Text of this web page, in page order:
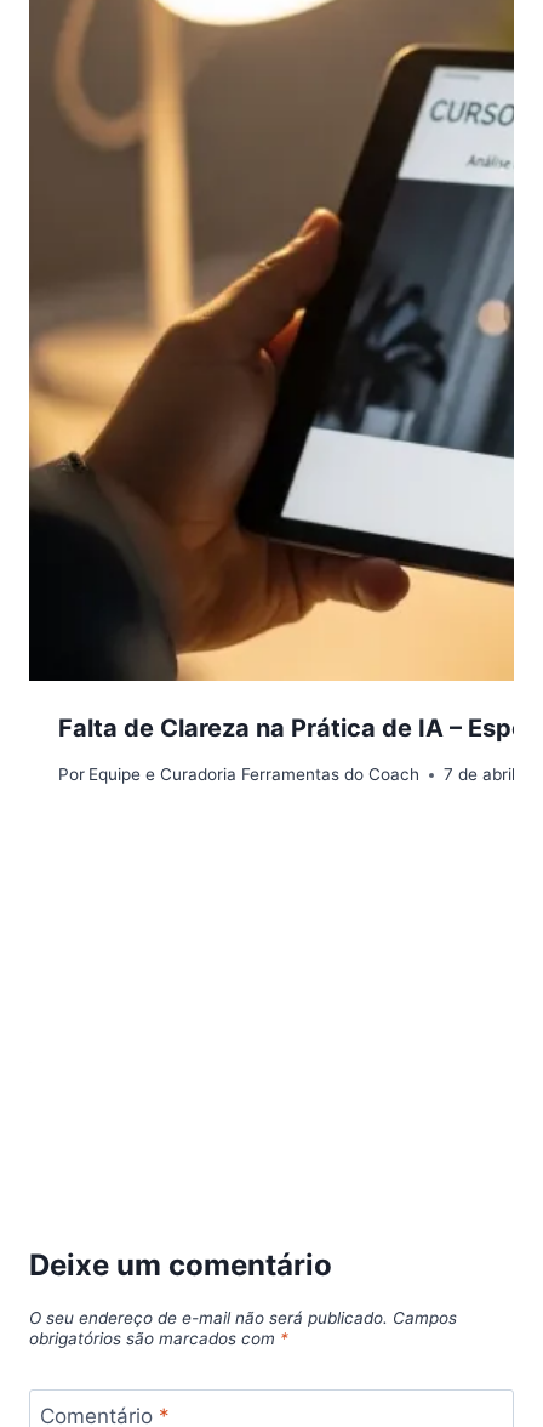
Falta de Clareza na Prática de IA –
Por Equipe e Curadoria Ferramentas do Coach 7 de abril
Deixe um comentário
O seu endereço de e-mail não será publicado. Campos
obrigatórios são marcados com *
Comentário *